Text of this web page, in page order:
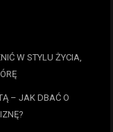
W STYLU ŻYCIA,
– JAK DBAĆ O